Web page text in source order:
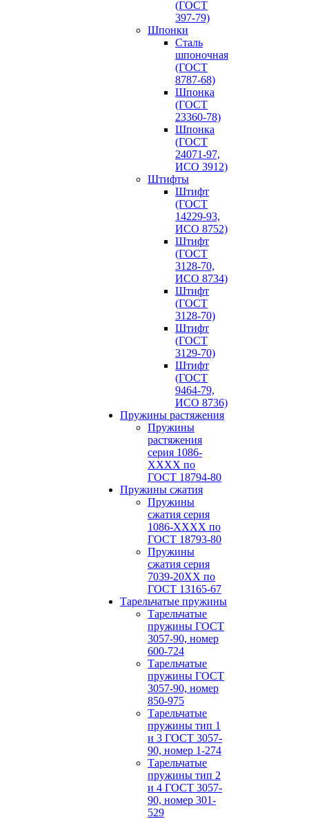
(ГОСТ
397-79)
Шпонки
Сталь
шпоночная
(ГОСТ
8787-68)
Шпонка
(ГОСТ
23360-78)
Шпонка
(ГОСТ
24071-97,
ИСО 3912)
Штифты
Штифт
(ГОСТ
14229-93,
ИСО 8752)
Штифт
(ГОСТ
3128-70,
ИСО 8734)
Штифт
(ГОСТ
3128-70)
Штифт
(ГОСТ
3129-70)
Штифт
(ГОСТ
9464-79,
ИСО 8736)
Пружины растяжения
Пружины
растяжения
серия 1086-
ХХХХ по
ГОСТ 18794‑80
Пружины сжатия
Пружины
сжатия серия
1086-ХХХХ по
ГОСТ 18793‑80
Пружины
сжатия серия
7039-20ХХ по
ГОСТ 13165‑67
Тарельчатые пружины
Тарельчатые
пружины ГОСТ
3057-90, номер
600-724
Тарельчатые
пружины ГОСТ
3057-90, номер
850-975
Тарельчатые
пружины тип 1
и 3 ГОСТ 3057-
90, номер 1-274
Тарельчатые
пружины тип 2
и 4 ГОСТ 3057-
90, номер 301-
529